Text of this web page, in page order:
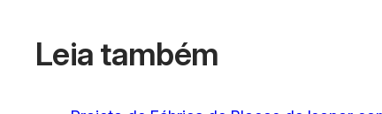
Leia também